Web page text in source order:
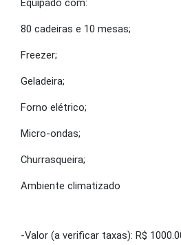
Equipado com:
80 cadeiras e 10 mesas;
Freezer;
Geladeira;
Forno elétrico;
Micro-ondas;
Churrasqueira;
Ambiente climatizado
-Valor (a verificar taxas): R$